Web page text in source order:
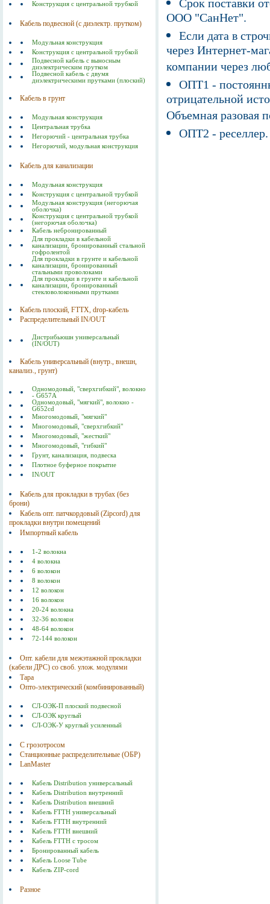
Конструкция с центральной трубкой
Кабель подвесной (с диэлектр. прутком)
Модульная конструкция
Конструкция с центральной трубкой
Подвесной кабель с выносным
диэлектрическим прутком
Подвесной кабель с двумя
диэлектрическими прутками (плоский)
Кабель в грунт
Модульная конструкция
Центральная трубка
Негорючий - центральная трубка
Негорючий, модульная конструкция
Кабель для канализации
Модульная конструкция
Конструкция с центральной трубкой
Модульная конструкция (негорючая
оболочка)
Конструкция с центральной трубкой
(негорючая оболочка)
Кабель небронированный
Для прокладки в кабельной
канализации, бронированный стальной
гофролентой
Для прокладки в грунте и кабельной
канализации, бронированный
стальными проволоками
Для прокладки в грунте и кабельной
канализации, бронированный
стекловолоконными прутками
Кабель плоский, FTTX, drop-кабель
Распределительный IN/OUT
Дистрибьюшн универсальный
(IN/OUT)
Кабель универсальный (внутр., внешн,
канализ., грунт)
Одномодовый, "сверхгибкий", волокно
- G657A
Одномодовый, "мягкий", волокно -
G652cd
Многомодовый, "мягкий"
Многомодовый, "сверхгибкий"
Многомодовый, "жесткий"
Многомодовый, "гибкий"
Грунт, канализация, подвеска
Плотное буферное покрытие
IN/OUT
Кабель для прокладки в трубах (без
брони)
Кабель опт. патчкордовый (Zipcord) для
прокладки внутри помещений
Импортный кабель
1-2 волокна
4 волокна
6 волокон
8 волокон
12 волокон
16 волокон
20-24 волокна
32-36 волокон
48-64 волокон
72-144 волокон
Опт. кабели для межэтажной прокладки
(кабели ДРС) со своб. улож. модулями
Тара
Опто-электрический (комбинированный)
СЛ-ОЭК-П плоский подвесной
СЛ-ОЭК круглый
СЛ-ОЭК-У круглый усиленный
С грозотросом
Станционные распределительные (ОБР)
LanMaster
Кабель Distribution универсальный
Кабель Distribution внутренний
Кабель Distribution внешний
Кабель FTTH универсальный
Кабель FTTH внутренний
Кабель FTTH внешний
Кабель FTTH с тросом
Бронированный кабель
Кабель Loose Tube
Кабель ZIP-cord
Разное
Срок поставки
ООО "СанНет".
Если дата в
через Интернет-
компании через
ОПТ1 -
отрицательной
Объемная разовая
ОПТ2 -